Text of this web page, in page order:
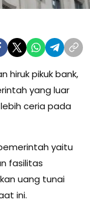
hiruk pikuk bank,
yang luar
ceria pada
yaitu
fasilitas
uang tunai
ini.